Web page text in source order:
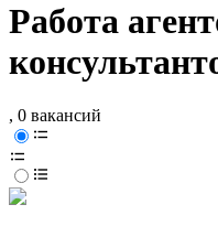
Работа
, 0 вакансий